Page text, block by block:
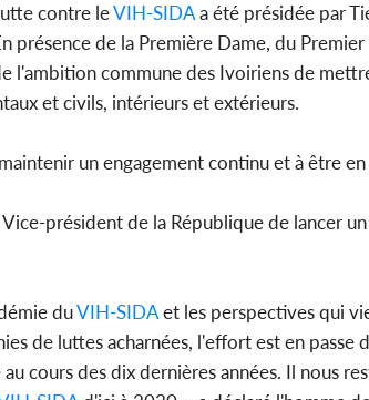
contre leVIH-SIDAa été présidée par
présence de la Première Dame, du
l'ambition commune des Ivoiriens de
et civils, intérieurs et extérieurs.
un engagement continu et à être
président de la République de lancer
duVIH-SIDAet les perspectives qui
de luttes acharnées, l'effort est en passe
cours des dix dernières années. Il nous